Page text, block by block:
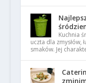
Kuchnia
uczta dla zmysłów,
smaków. Jej